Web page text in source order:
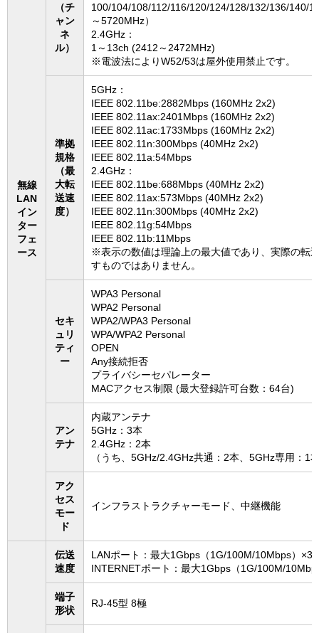
無線
LAN
イン
ター
フェ
ース
（チ
ャン
ネ
ル）
100/104/108/112/116/120/124/128/132/136/140/
～5720MHz）
2.4GHz：
1～13ch (2412～2472MHz)
※電波法によりW52/53は屋外使用禁止です。
準拠
規格
（最
大転
送速
度）
5GHz：
IEEE 802.11be:2882Mbps (160MHz 2x2)
IEEE 802.11ax:2401Mbps (160MHz 2x2)
IEEE 802.11ac:1733Mbps (160MHz 2x2)
IEEE 802.11n:300Mbps (40MHz 2x2)
IEEE 802.11a:54Mbps
2.4GHz：
IEEE 802.11be:688Mbps (40MHz 2x2)
IEEE 802.11ax:573Mbps (40MHz 2x2)
IEEE 802.11n:300Mbps (40MHz 2x2)
IEEE 802.11g:54Mbps
IEEE 802.11b:11Mbps
※表示の数値は理論上の最大値であり、実際の転
すものではありません。
セキ
ュリ
ティ
ー
WPA3 Personal
WPA2 Personal
WPA2/WPA3 Personal
WPA/WPA2 Personal
OPEN
Any接続拒否
プライバシーセパレーター
MACアクセス制限 (最大登録許可台数：64台)
アン
テナ
内蔵アンテナ
5GHz：3本
2.4GHz：2本
（うち、5GHz/2.4GHz共通：2本、5GHz専用：1
アク
セス
モー
ド
インフラストラクチャーモード、中継機能
伝送
速度
LANポート：最大1Gbps（1G/100M/10Mbps）×3
INTERNETポート：最大1Gbps（1G/100M/
端子
形状
RJ-45型 8極